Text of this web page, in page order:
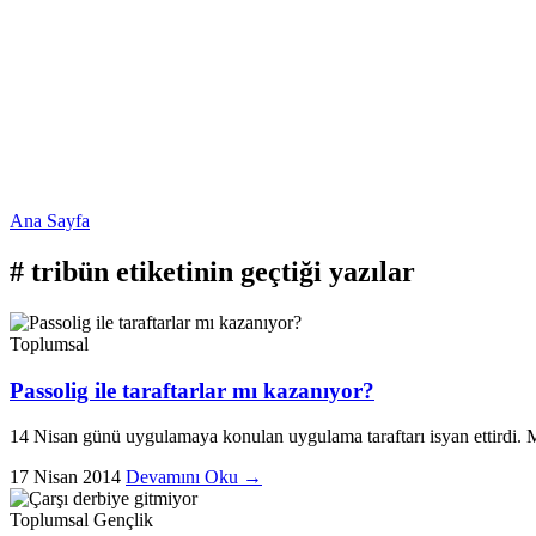
Ana Sayfa
# tribün etiketinin geçtiği yazılar
Toplumsal
Passolig ile taraftarlar mı kazanıyor?
14 Nisan günü uygulamaya konulan uygulama taraftarı isyan ettirdi.
17 Nisan 2014 Devamını Oku →
Toplumsal Gençlik